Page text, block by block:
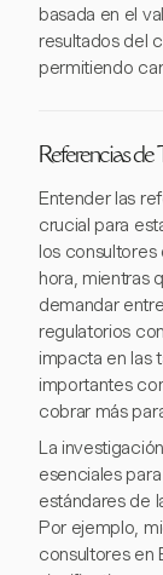
basada en el
resultados del
permitiendo
Referencias de
Entender las
crucial para
los
hora, mientras
demandar
regulatorios
impacta en las
importantes
cobrar más
La
esenciales
estándares de
Por ejemplo,
consultores en